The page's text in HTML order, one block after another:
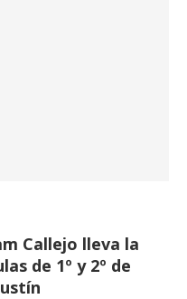
Callejo lleva la
de 1º y 2º de